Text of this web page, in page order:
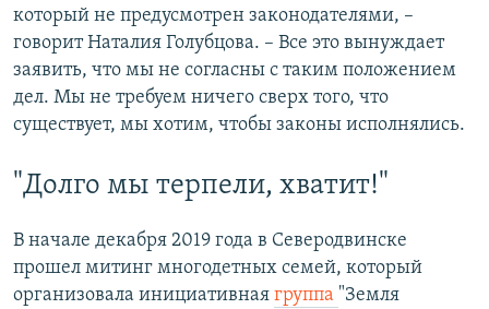
который не предусмотрен законодателями, –
говорит Наталия Голубцова. – Все это вынуждает
заявить, что мы не согласны с таким положением
дел. Мы не требуем ничего сверх того, что
существует, мы хотим, чтобы законы исполнялись.
"Долго мы терпели, хватит!"
В начале декабря 2019 года в Северодвинске
прошел митинг многодетных семей, который
организовала инициативная группа "Земля